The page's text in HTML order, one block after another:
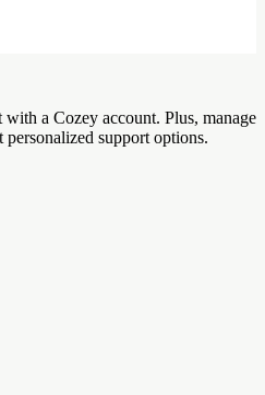
a Cozey account. Plus, manage
support options.